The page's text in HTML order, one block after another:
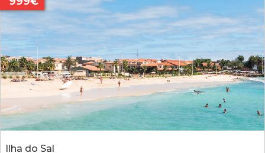
Ilha do Sal